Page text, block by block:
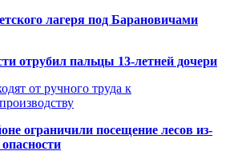
лагеря под Барановичами
отрубил пальцы 13-летней дочери
от ручного труда к
ограничили посещение лесов из-